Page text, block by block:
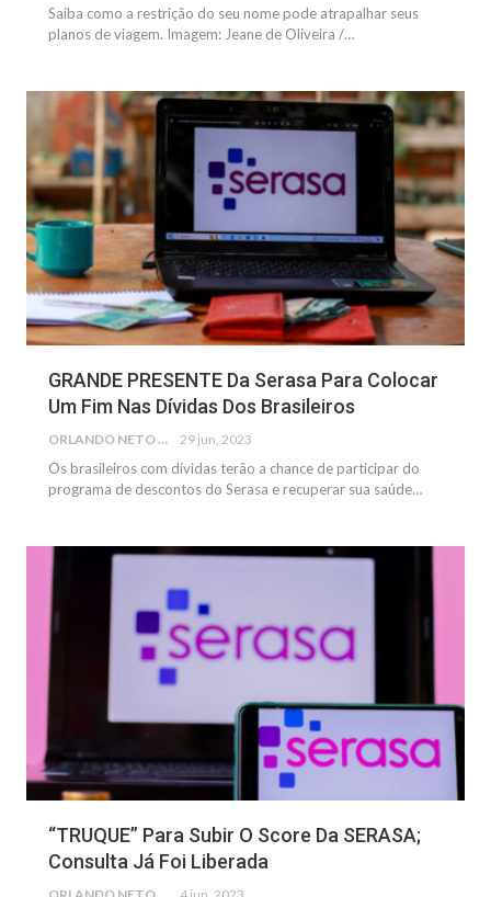
Saiba como a restrição do seu nome pode atrapalhar seus
planos de viagem. Imagem: Jeane de Oliveira /…
FINANÇAS
GRANDE PRESENTE Da Serasa Para Colocar
Um Fim Nas Dívidas Dos Brasileiros
ORLANDO NETO 29 jun, 2023
Os brasileiros com dívidas terão a chance de participar do
programa de descontos do Serasa e recuperar sua saúde…
“TRUQUE” Para Subir O Score Da SERASA;
Consulta Já Foi Liberada